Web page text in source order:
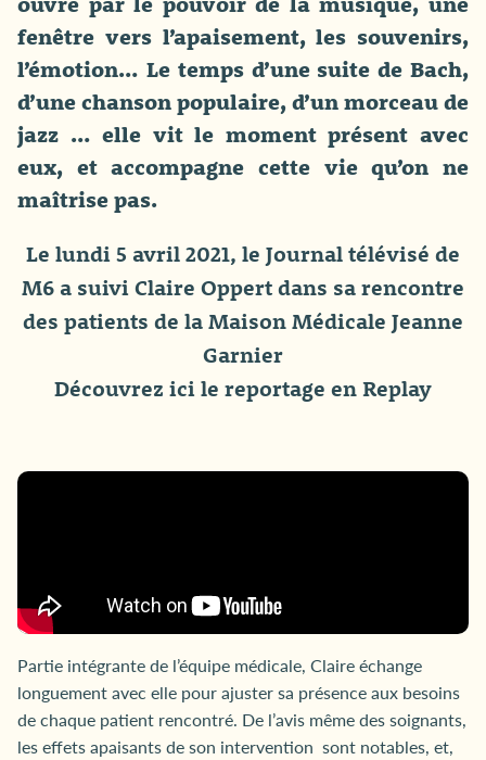
fenêtre vers l’apaisement, les souvenirs,
l’émotion… Le temps d’une suite de Bach,
d’une chanson populaire, d’un morceau de
jazz … elle vit le moment présent avec
eux, et accompagne cette vie qu’on ne
maîtrise pas.
Le lundi 5 avril 2021, le Journal télévisé de
M6 a suivi Claire Oppert dans sa rencontre
des patients de la Maison Médicale Jeanne
Garnier
Découvrez ici le reportage en Replay
Partie intégrante de l’équipe médicale, Claire échange
longuement avec elle pour ajuster sa présence aux besoins
de chaque patient rencontré. De l’avis même des soignants,
les effets apaisants de son intervention sont notables, et,